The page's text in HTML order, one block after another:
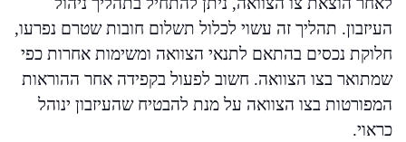
העיזבון. תהליך זה עשוי לכלול תשלום חובות שטרם נפרעו,
חלוקת נכסים בהתאם לתנאי הצוואה ומשימות אחרות כפי
שמתואר בצו הצוואה. חשוב לפעול בקפידה אחר ההוראות
המפורטות בצו הצוואה על מנת להבטיח שהעיזבון ינוהל
כראוי.